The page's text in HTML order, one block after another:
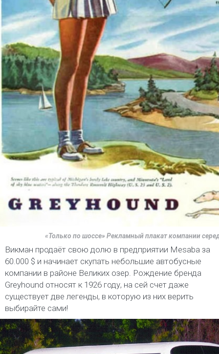
«Только по шоссе» Рекламный плакат компании
Викман продаёт свою долю в предприятии Mesaba за
60.000 $ и начинает скупать небольшие автобусные
компании в районе Великих озер. Рождение бренда
Greyhound относят к 1926 году, на сей счет даже
существует две легенды, в которую из них верить
выбирайте сами!